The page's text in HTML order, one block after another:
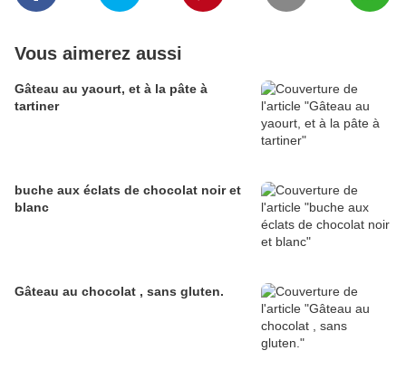
Vous aimerez aussi
Gâteau au yaourt, et à la pâte à
tartiner
buche aux éclats de chocolat noir et
blanc
Gâteau au chocolat , sans gluten.